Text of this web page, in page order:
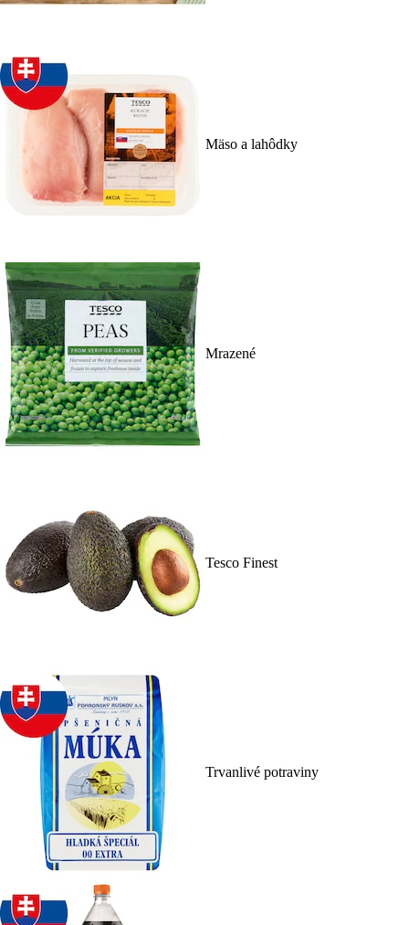
Mäso a lahôdky
Mrazené
Tesco Finest
Trvanlivé potraviny